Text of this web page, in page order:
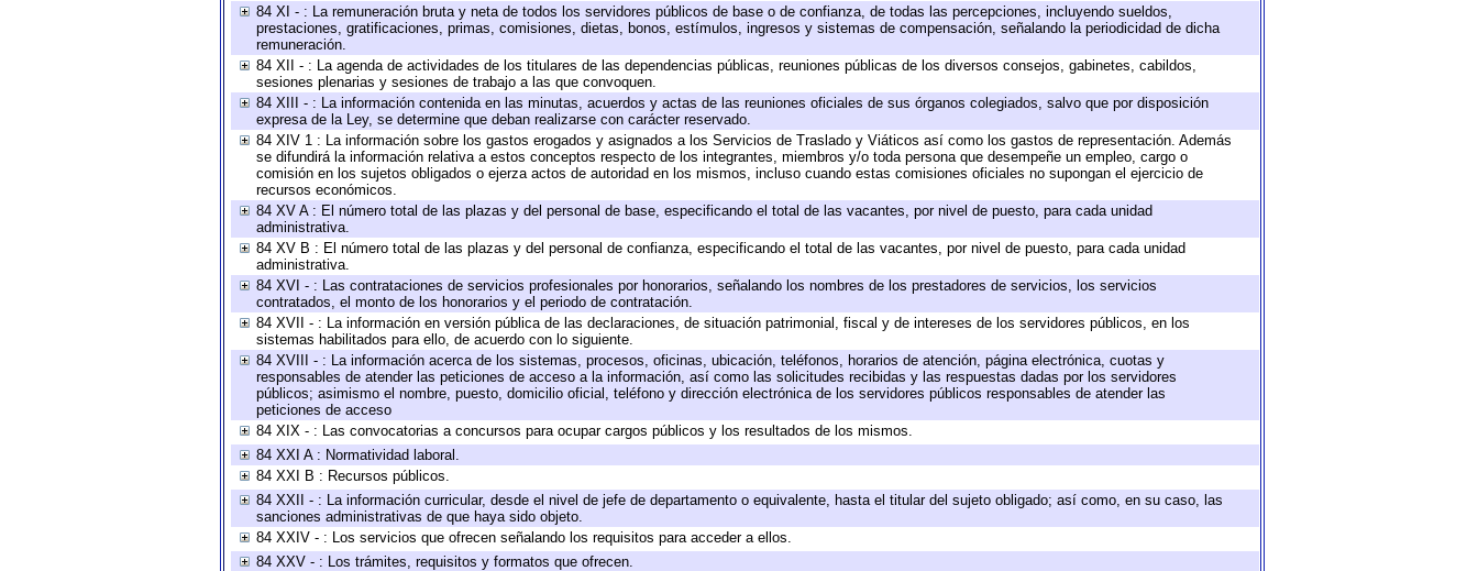
84 XI - : La remuneración bruta y neta de todos los servidores públicos de base o de confianza, de todas las percepciones, incluyendo sueldos,
prestaciones, gratificaciones, primas, comisiones, dietas, bonos, estímulos, ingresos y sistemas de compensación, señalando la periodicidad de dicha
remuneración.
84 XII - : La agenda de actividades de los titulares de las dependencias públicas, reuniones públicas de los diversos consejos, gabinetes, cabildos,
sesiones plenarias y sesiones de trabajo a las que convoquen.
84 XIII - : La información contenida en las minutas, acuerdos y actas de las reuniones oficiales de sus órganos colegiados, salvo que por disposición
expresa de la Ley, se determine que deban realizarse con carácter reservado.
84 XIV 1 : La información sobre los gastos erogados y asignados a los Servicios de Traslado y Viáticos así como los gastos de representación. Además
se difundirá la información relativa a estos conceptos respecto de los integrantes, miembros y/o toda persona que desempeñe un empleo, cargo o
comisión en los sujetos obligados o ejerza actos de autoridad en los mismos, incluso cuando estas comisiones oficiales no supongan el ejercicio de
recursos económicos.
84 XV A : El número total de las plazas y del personal de base, especificando el total de las vacantes, por nivel de puesto, para cada unidad
administrativa.
84 XV B : El número total de las plazas y del personal de confianza, especificando el total de las vacantes, por nivel de puesto, para cada unidad
administrativa.
84 XVI - : Las contrataciones de servicios profesionales por honorarios, señalando los nombres de los prestadores de servicios, los servicios
contratados, el monto de los honorarios y el periodo de contratación.
84 XVII - : La información en versión pública de las declaraciones, de situación patrimonial, fiscal y de intereses de los servidores públicos, en los
sistemas habilitados para ello, de acuerdo con lo siguiente.
84 XVIII - : La información acerca de los sistemas, procesos, oficinas, ubicación, teléfonos, horarios de atención, página electrónica, cuotas y
responsables de atender las peticiones de acceso a la información, así como las solicitudes recibidas y las respuestas dadas por los servidores
públicos; asimismo el nombre, puesto, domicilio oficial, teléfono y dirección electrónica de los servidores públicos responsables de atender las
peticiones de acceso
84 XIX - : Las convocatorias a concursos para ocupar cargos públicos y los resultados de los mismos.
84 XXI A : Normatividad laboral.
84 XXI B : Recursos públicos.
84 XXII - : La información curricular, desde el nivel de jefe de departamento o equivalente, hasta el titular del sujeto obligado; así como, en su caso, las
sanciones administrativas de que haya sido objeto.
84 XXIV - : Los servicios que ofrecen señalando los requisitos para acceder a ellos.
84 XXV - : Los trámites, requisitos y formatos que ofrecen.